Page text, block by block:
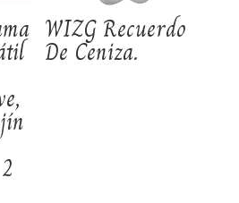
WIZG Recuerdo
De Ceniza.